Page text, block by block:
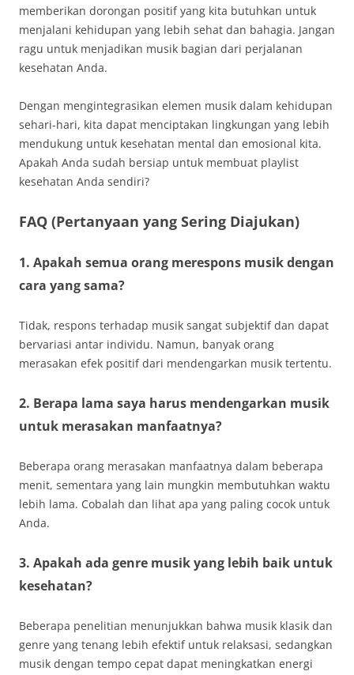
memberikan dorongan positif yang kita butuhkan untuk
menjalani kehidupan yang lebih sehat dan bahagia. Jangan
ragu untuk menjadikan musik bagian dari perjalanan
kesehatan Anda.
Dengan mengintegrasikan elemen musik dalam kehidupan
sehari-hari, kita dapat menciptakan lingkungan yang lebih
mendukung untuk kesehatan mental dan emosional kita.
Apakah Anda sudah bersiap untuk membuat playlist
kesehatan Anda sendiri?
FAQ (Pertanyaan yang Sering Diajukan)
1. Apakah semua orang merespons musik dengan
cara yang sama?
Tidak, respons terhadap musik sangat subjektif dan dapat
bervariasi antar individu. Namun, banyak orang
merasakan efek positif dari mendengarkan musik tertentu.
2. Berapa lama saya harus mendengarkan musik
untuk merasakan manfaatnya?
Beberapa orang merasakan manfaatnya dalam beberapa
menit, sementara yang lain mungkin membutuhkan waktu
lebih lama. Cobalah dan lihat apa yang paling cocok untuk
Anda.
3. Apakah ada genre musik yang lebih baik untuk
kesehatan?
Beberapa penelitian menunjukkan bahwa musik klasik dan
genre yang tenang lebih efektif untuk relaksasi, sedangkan
musik dengan tempo cepat dapat meningkatkan energi